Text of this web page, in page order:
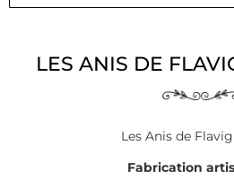
LES ANIS DE
Les Anis de
Fabrication